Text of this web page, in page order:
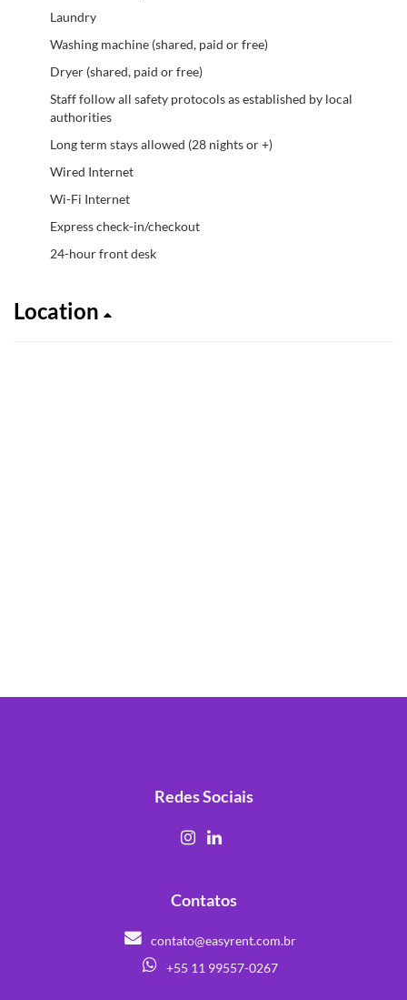
Laundry
Washing machine (shared, paid or free)
Dryer (shared, paid or free)
Staff follow all safety protocols as established by local
authorities
Long term stays allowed (28 nights or +)
Wired Internet
Wi-Fi Internet
Express check-in/checkout
24-hour front desk
Location
Redes Sociais
Contatos
contato@easyrent.com.br
+55 11 99557-0267